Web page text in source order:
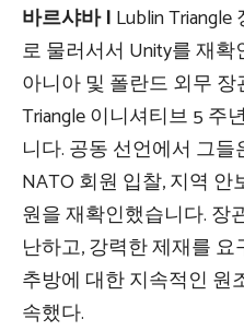
바르샤바 | Lublin
로 물러서서 Unity를 재
아니아 및 폴란드 외무 장
Triangle 이니셔티브 5 주
니다. 공동 선언에서 그
NATO 회원 입찰, 지역
원을 재확인했습니다. 장
난하고, 강력한 제재를
추방에 대한 지속적인 원
속했다.